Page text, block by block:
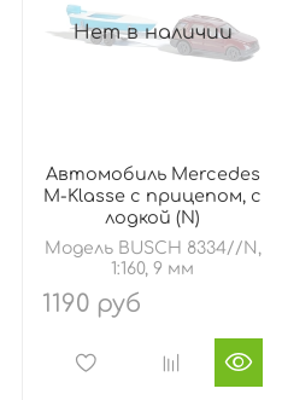
Нет в наличии
Автомобиль Mercedes
M-Klasse с прицепом, с
лодкой (N)
Модель BUSCH 8334//N,
1:160, 9 мм
1190 руб